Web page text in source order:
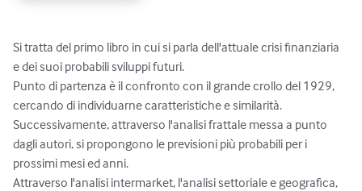
Si tratta del primo libro in cui si parla dell'attuale crisi finanziaria
e dei suoi probabili sviluppi futuri.
Punto di partenza è il confronto con il grande crollo del 1929,
cercando di individuarne caratteristiche e similarità.
Successivamente, attraverso l'analisi frattale messa a punto
dagli autori, si propongono le previsioni più probabili per i
prossimi mesi ed anni.
Attraverso l'analisi intermarket, l'analisi settoriale e geografica,